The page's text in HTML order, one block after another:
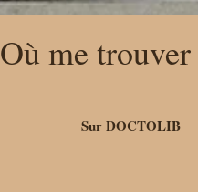
Où me trouver
Sur DOCTOLIB